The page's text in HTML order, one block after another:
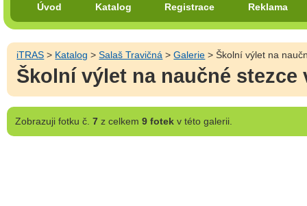
Úvod Katalog Registrace Reklama
iTRAS > Katalog >Salaš Travičná >Galerie > Školní výlet na
Školní výlet na naučné stezce
Zobrazujifotku č. 7z celkem 9 fotekv této galerii.